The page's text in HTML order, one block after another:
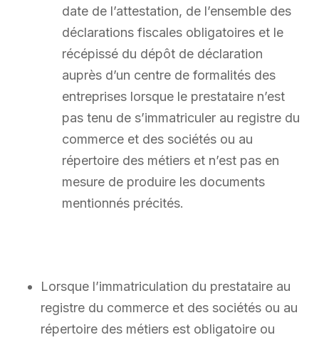
date de l’attestation, de l’ensemble des
déclarations fiscales obligatoires et le
récépissé du dépôt de déclaration
auprès d’un centre de formalités des
entreprises lorsque le prestataire n’est
pas tenu de s’immatriculer au registre du
commerce et des sociétés ou au
répertoire des métiers et n’est pas en
mesure de produire les documents
mentionnés précités.
Lorsque l’immatriculation du prestataire au
registre du commerce et des sociétés ou au
répertoire des métiers est obligatoire ou